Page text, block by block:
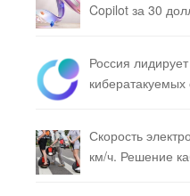
Copilot за 30
Россия
кибератакуемых
Скорость
км/ч. Решение